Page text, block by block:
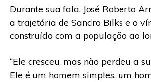
Durante sua fala, José Roberto
a trajetória de Sandro Bilks e o
construído com a população ao
“Ele cresceu, mas não perdeu a
Ele é um homem simples, um